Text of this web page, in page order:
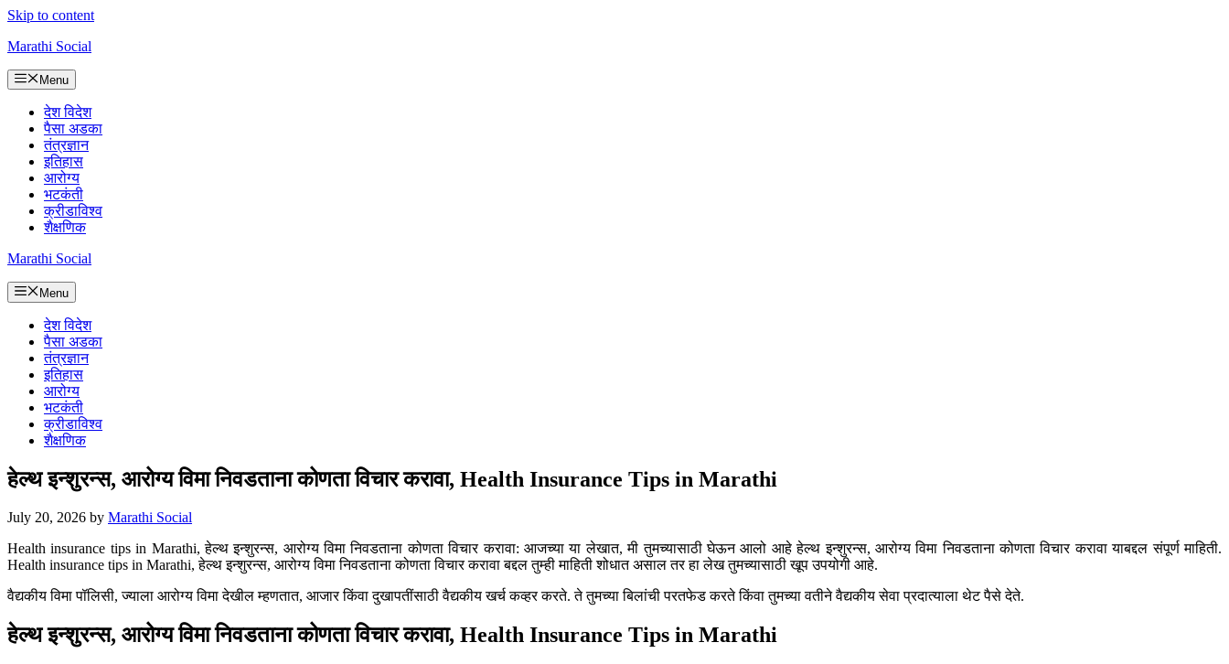
Skip to content
Marathi Social
Menu
देश विदेश
पैसा अडका
तंत्रज्ञान
इतिहास
आरोग्य
भटकंती
क्रीडाविश्व
शैक्षणिक
Marathi Social
Menu
देश विदेश
पैसा अडका
तंत्रज्ञान
इतिहास
आरोग्य
भटकंती
क्रीडाविश्व
शैक्षणिक
हेल्थ इन्शुरन्स, आरोग्य विमा निवडताना कोणता विचार करावा, Health Insurance Tips in Marathi
July 20, 2026 by Marathi Social
Health insurance tips in Marathi, हेल्थ इन्शुरन्स, आरोग्य विमा निवडताना कोणता विचार करावा: आजच्या या लेखात, मी तुमच्यासाठी घेऊन आलो आहे हेल्थ इन्शुरन्स, आरोग्य विमा निवडताना कोणता विचार करावा याबद्दल संपूर्ण माहिती.
Health insurance tips in Marathi, हेल्थ इन्शुरन्स, आरोग्य विमा निवडताना कोणता विचार करावा बद्दल तुम्ही माहिती शोधात असाल तर हा लेख तुमच्यासाठी खूप उपयोगी आहे.
वैद्यकीय विमा पॉलिसी, ज्याला आरोग्य विमा देखील म्हणतात, आजार किंवा दुखापतींसाठी वैद्यकीय खर्च कव्हर करते. ते तुमच्या बिलांची परतफेड करते किंवा तुमच्या वतीने वैद्यकीय सेवा प्रदात्याला थेट पैसे देते.
हेल्थ इन्शुरन्स, आरोग्य विमा निवडताना कोणता विचार करावा, Health Insurance Tips in Marathi